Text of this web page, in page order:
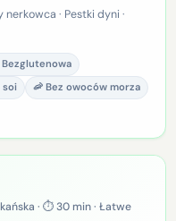
nerkowca · Pestki dyni ·
Bezglutenowa
soi
🦐 Bez owoców morza
· ⏱ 30 min · Łatwe